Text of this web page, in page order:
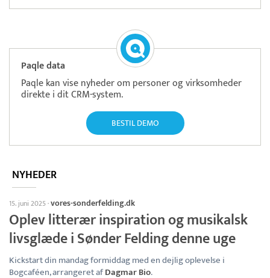
Paqle data
Paqle kan vise nyheder om personer og virksomheder
direkte i dit CRM-system.
BESTIL DEMO
NYHEDER
15. juni 2025·vores-sonderfelding.dk
Oplev litterær inspiration og musikalsk
livsglæde i Sønder Felding denne uge
Kickstart din mandag formiddag med en dejlig oplevelse i
Bogcaféen, arrangeret afDagmar Bio.